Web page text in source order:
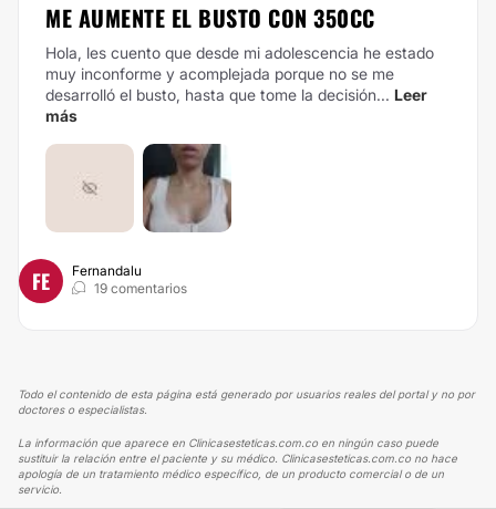
ME AUMENTE EL BUSTO CON 350CC
Hola, les cuento que desde mi adolescencia he estado
muy inconforme y acomplejada porque no se me
desarrolló el busto, hasta que tome la decisión... Leer
más
FE
Fernandalu
19 comentarios
Todo el contenido de esta página está generado por usuarios reales del portal y no por
doctores o especialistas.
La información que aparece en Clinicasesteticas.com.co en ningún caso puede
sustituir la relación entre el paciente y su médico. Clinicasesteticas.com.co no hace
apología de un tratamiento médico específico, de un producto comercial o de un
servicio.